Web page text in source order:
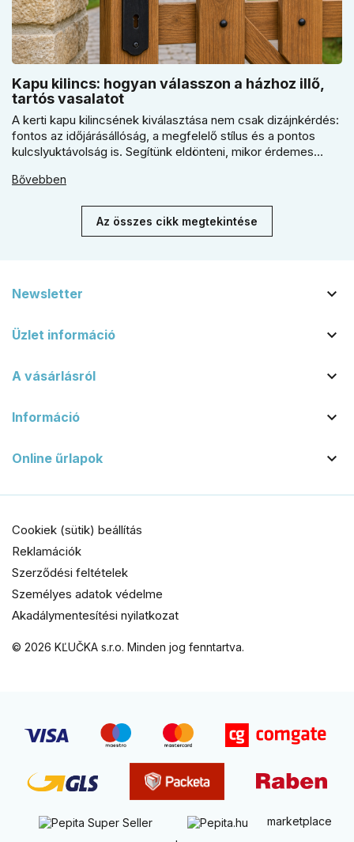
Kapu kilincs: hogyan válasszon a házhoz illő,
tartós vasalatot
A kerti kapu kilincsének kiválasztása nem csak dizájnkérdés:
fontos az időjárásállóság, a megfelelő stílus és a pontos
kulcslyuktávolság is. Segítünk eldönteni, mikor érdemes
kilincs + gomb megoldást választani.
Bővebben
Az összes cikk megtekintése
Newsletter 
Üzlet információ 
A vásárlásról 
Információ 
Online űrlapok 
© 2026 KĽUČKA s.r.o. Minden jog fenntartva.
Cookiek (sütik) beállítás
Reklamációk
Szerződési feltételek
Személyes adatok védelme
Akadálymentesítési nyilatkozat
marketplace